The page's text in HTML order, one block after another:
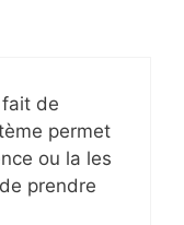
fait de
permet
ou la les
prendre